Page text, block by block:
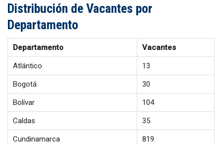
Distribución de Vacantes por
Departamento
Departamento Vacantes
Atlántico 13
Bogotá 30
Bolívar 104
Caldas 35
Cundinamarca 819